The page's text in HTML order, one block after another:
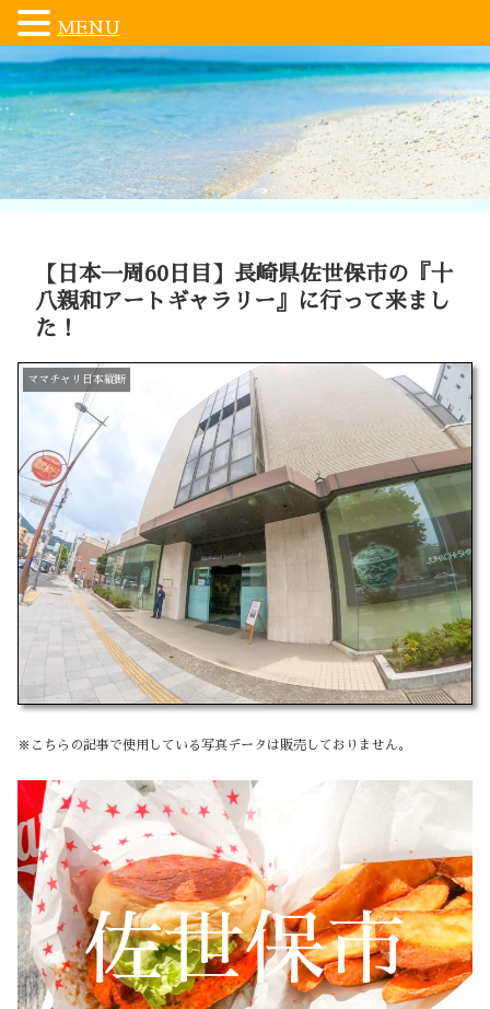
【日本一周60日目】長崎県佐世保市の『十
八親和アートギャラリー』に行って来まし
た！
ママチャリ日本縦断
※こちらの記事で使用している写真データは販売しておりません。
佐世保市
MENU